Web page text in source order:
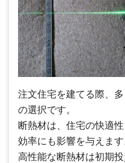
注文住宅を建てる際、
の選択です。
断熱材は、住宅の快適
効率にも影響を与えます
高性能な断熱材は初期